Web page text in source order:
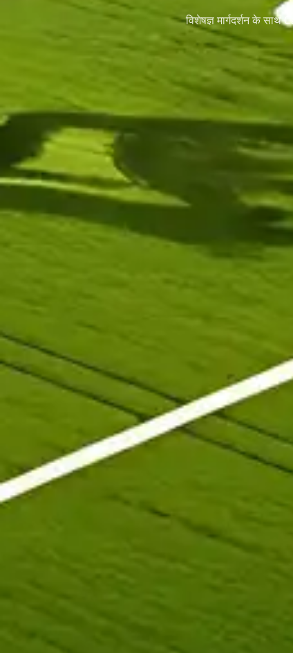
विशेषज्ञ मार्गदर्शन के